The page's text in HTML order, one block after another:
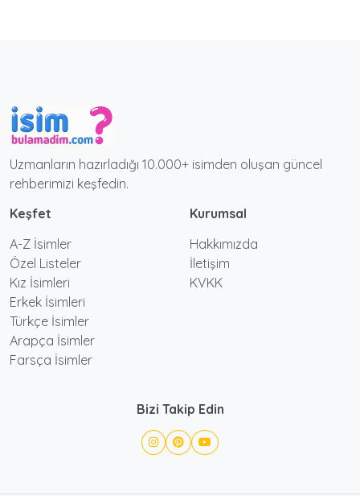
Uzmanların hazırladığı 10.000+ isimden oluşan güncel
rehberimizi keşfedin.
Keşfet
A-Z İsimler
Özel Listeler
Kız İsimleri
Erkek İsimleri
Türkçe İsimler
Arapça İsimler
Farsça İsimler
Kurumsal
Hakkımızda
İletişim
KVKK
Bizi Takip Edin